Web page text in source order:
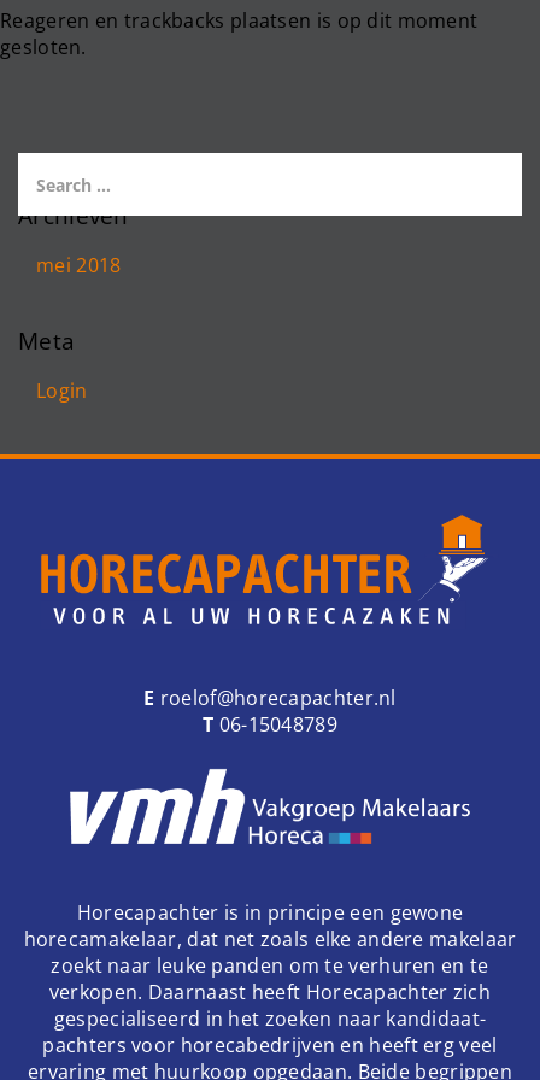
Reageren en trackbacks plaatsen is op dit moment
gesloten.
Archieven
mei 2018
Meta
Login
E roelof@horecapachter.nl
T 06-15048789
Horecapachter is in principe een gewone
horecamakelaar, dat net zoals elke andere makelaar
zoekt naar leuke panden om te verhuren en te
verkopen. Daarnaast heeft Horecapachter zich
gespecialiseerd in het zoeken naar kandidaat-
pachters voor horecabedrijven en heeft erg veel
ervaring met huurkoop opgedaan. Beide begrippen